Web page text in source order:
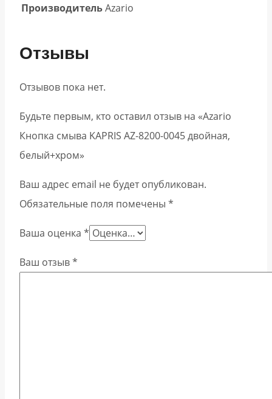
ПроизводительAzario
Отзывы
Отзывов пока нет.
Будьте первым, кто оставил отзыв на «Azario
Кнопка смыва KAPRIS AZ-8200-0045 двойная,
белый+хром»
Ваш адрес email не будет опубликован.
Обязательные поля помечены *
Ваша оценка *
Ваш отзыв*